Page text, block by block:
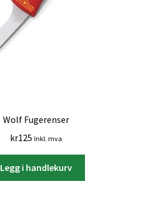
Wolf Fugerenser
kr125 Inkl. mva
Legg i handlekurv